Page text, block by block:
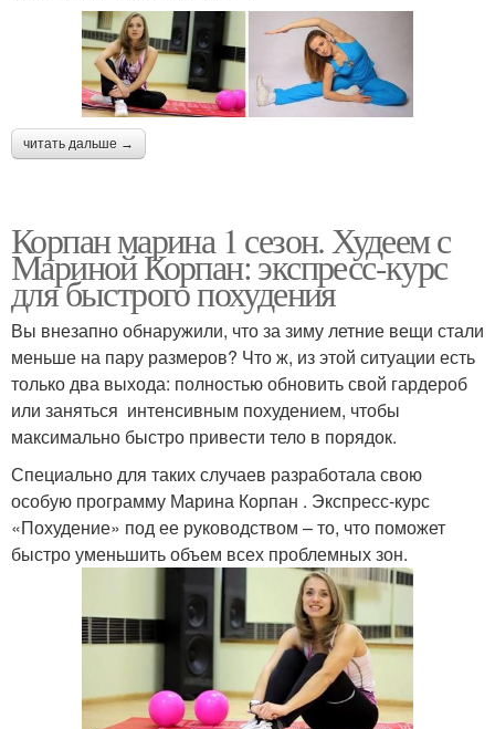
читать дальше →
Корпан марина 1 сезон. Худеем с
Мариной Корпан: экспресс-курс
для быстрого похудения
Вы внезапно обнаружили, что за зиму летние вещи стали
меньше на пару размеров? Что ж, из этой ситуации есть
только два выхода: полностью обновить свой гардероб
или заняться интенсивным похудением, чтобы
максимально быстро привести тело в порядок.
Специально для таких случаев разработала свою
особую программу Марина Корпан . Экспресс-курс
«Похудение» под ее руководством – то, что поможет
быстро уменьшить объем всех проблемных зон.